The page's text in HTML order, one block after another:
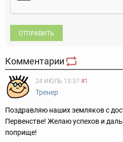
ОТПРАВИТЬ
Комментарии
24 ИЮЛЬ 13:37 #1
Тренер
Поздравляю наших земляков с
Первенстве! Желаю успехов и
поприще!